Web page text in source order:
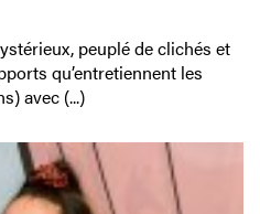
peuplé de clichés et
qu’entretiennent les
avec (...)